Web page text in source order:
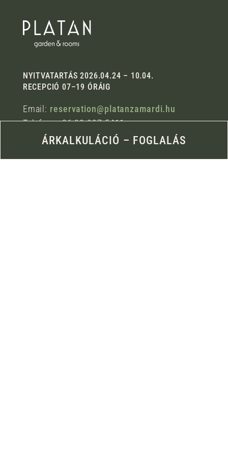
ÁRKALKULÁCIÓ – FOGLALÁS
NYITVATARTÁS 2026.04.24 – 10.04.
RECEPCIÓ 07–19 ÓRÁIG
Email: reservation@platanzamardi.hu
Telefon: +36 30 997 5411
Cím:8621 Zamárdi, Damjanich u. 2/b.